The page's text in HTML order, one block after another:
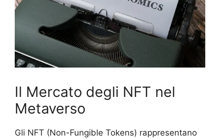
Il Mercato degli NFT nel
Metaverso
Gli NFT (Non-Fungible Tokens) rappresentano